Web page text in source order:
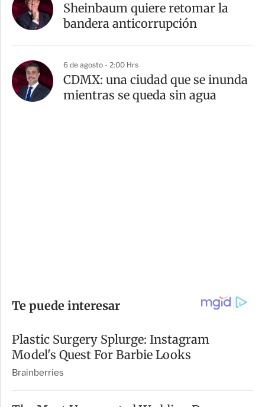
Sheinbaum quiere retomar la
bandera anticorrupción
6 de agosto - 2:00 Hrs
CDMX: una ciudad que se inunda
mientras se queda sin agua